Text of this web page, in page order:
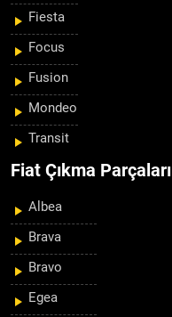
Fiesta
Focus
Fusion
Mondeo
Transit
Fiat Çıkma Parçaları
Albea
Brava
Bravo
Egea